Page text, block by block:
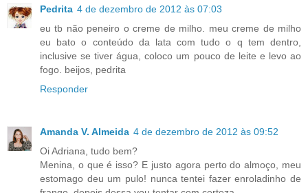
Pedrita 4 de dezembro de 2012 às 07:03
eu tb não peneiro o creme de milho. meu creme de milho
eu bato o conteúdo da lata com tudo o q tem dentro,
inclusive se tiver água, coloco um pouco de leite e levo ao
fogo. beijos, pedrita
Responder
Amanda V. Almeida 4 de dezembro de 2012 às 09:52
Oi Adriana, tudo bem?
Menina, o que é isso? E justo agora perto do almoço, meu
estomago deu um pulo! nunca tentei fazer enroladinho de